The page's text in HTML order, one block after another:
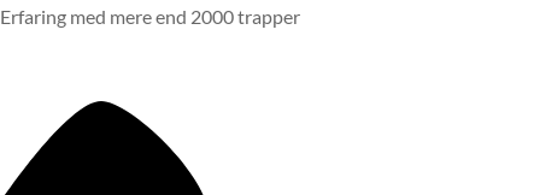
Erfaring med mere end 2000 trapper